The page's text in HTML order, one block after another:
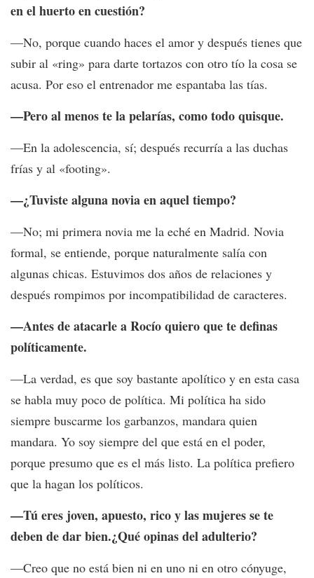
en el huerto en cuestión?
—No, porque cuando haces el amor y después tienes que
subir al «ring» para darte tortazos con otro tío la cosa se
acusa. Por eso el entrenador me espantaba las tías.
—Pero al menos te la pelarías, como todo quisque.
—En la adolescencia, sí; después recurría a las duchas
frías y al «footing».
—¿Tuviste alguna novia en aquel tiempo?
—No; mi primera novia me la eché en Madrid. Novia
formal, se entiende, porque naturalmente salía con
algunas chicas. Estuvimos dos años de relaciones y
después rompimos por incompatibilidad de caracteres.
—Antes de atacarle a Rocío quiero que te definas
políticamente.
—La verdad, es que soy bastante apolítico y en esta casa
se habla muy poco de política. Mi política ha sido
siempre buscarme los garbanzos, mandara quien
mandara. Yo soy siempre del que está en el poder,
porque presumo que es el más listo. La política prefiero
que la hagan los políticos.
—Tú eres joven, apuesto, rico y las mujeres se te
deben de dar bien.¿Qué opinas del adulterio?
—Creo que no está bien ni en uno ni en otro cónyuge,